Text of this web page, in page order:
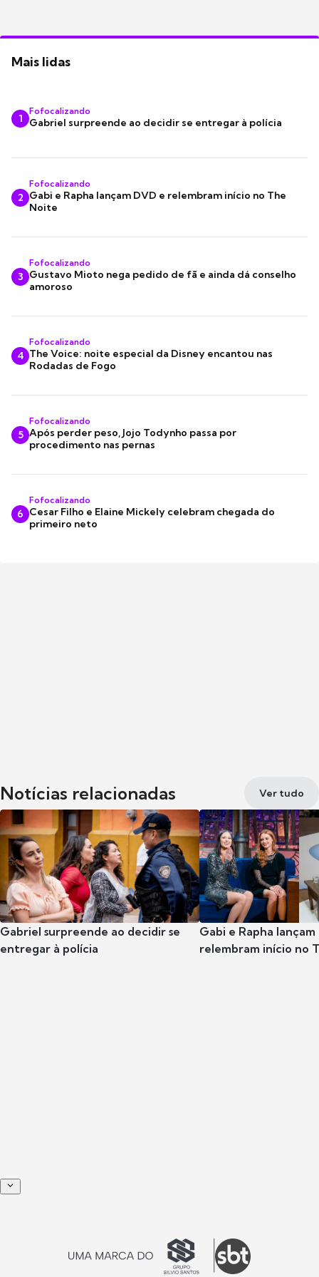
Mais lidas
1
Fofocalizando
Gabriel surpreende ao decidir se entregar à polícia
2
Fofocalizando
Gabi e Rapha lançam DVD e relembram início no The
Noite
3
Fofocalizando
Gustavo Mioto nega pedido de fã e ainda dá conselho
amoroso
4
Fofocalizando
The Voice: noite especial da Disney encantou nas
Rodadas de Fogo
5
Fofocalizando
Após perder peso, Jojo Todynho passa por
procedimento nas pernas
6
Fofocalizando
Cesar Filho e Elaine Mickely celebram chegada do
primeiro neto
Notícias relacionadas Ver tudo
Gabriel surpreende ao decidir se
entregar à polícia
Gabi e Rapha
relembram início no